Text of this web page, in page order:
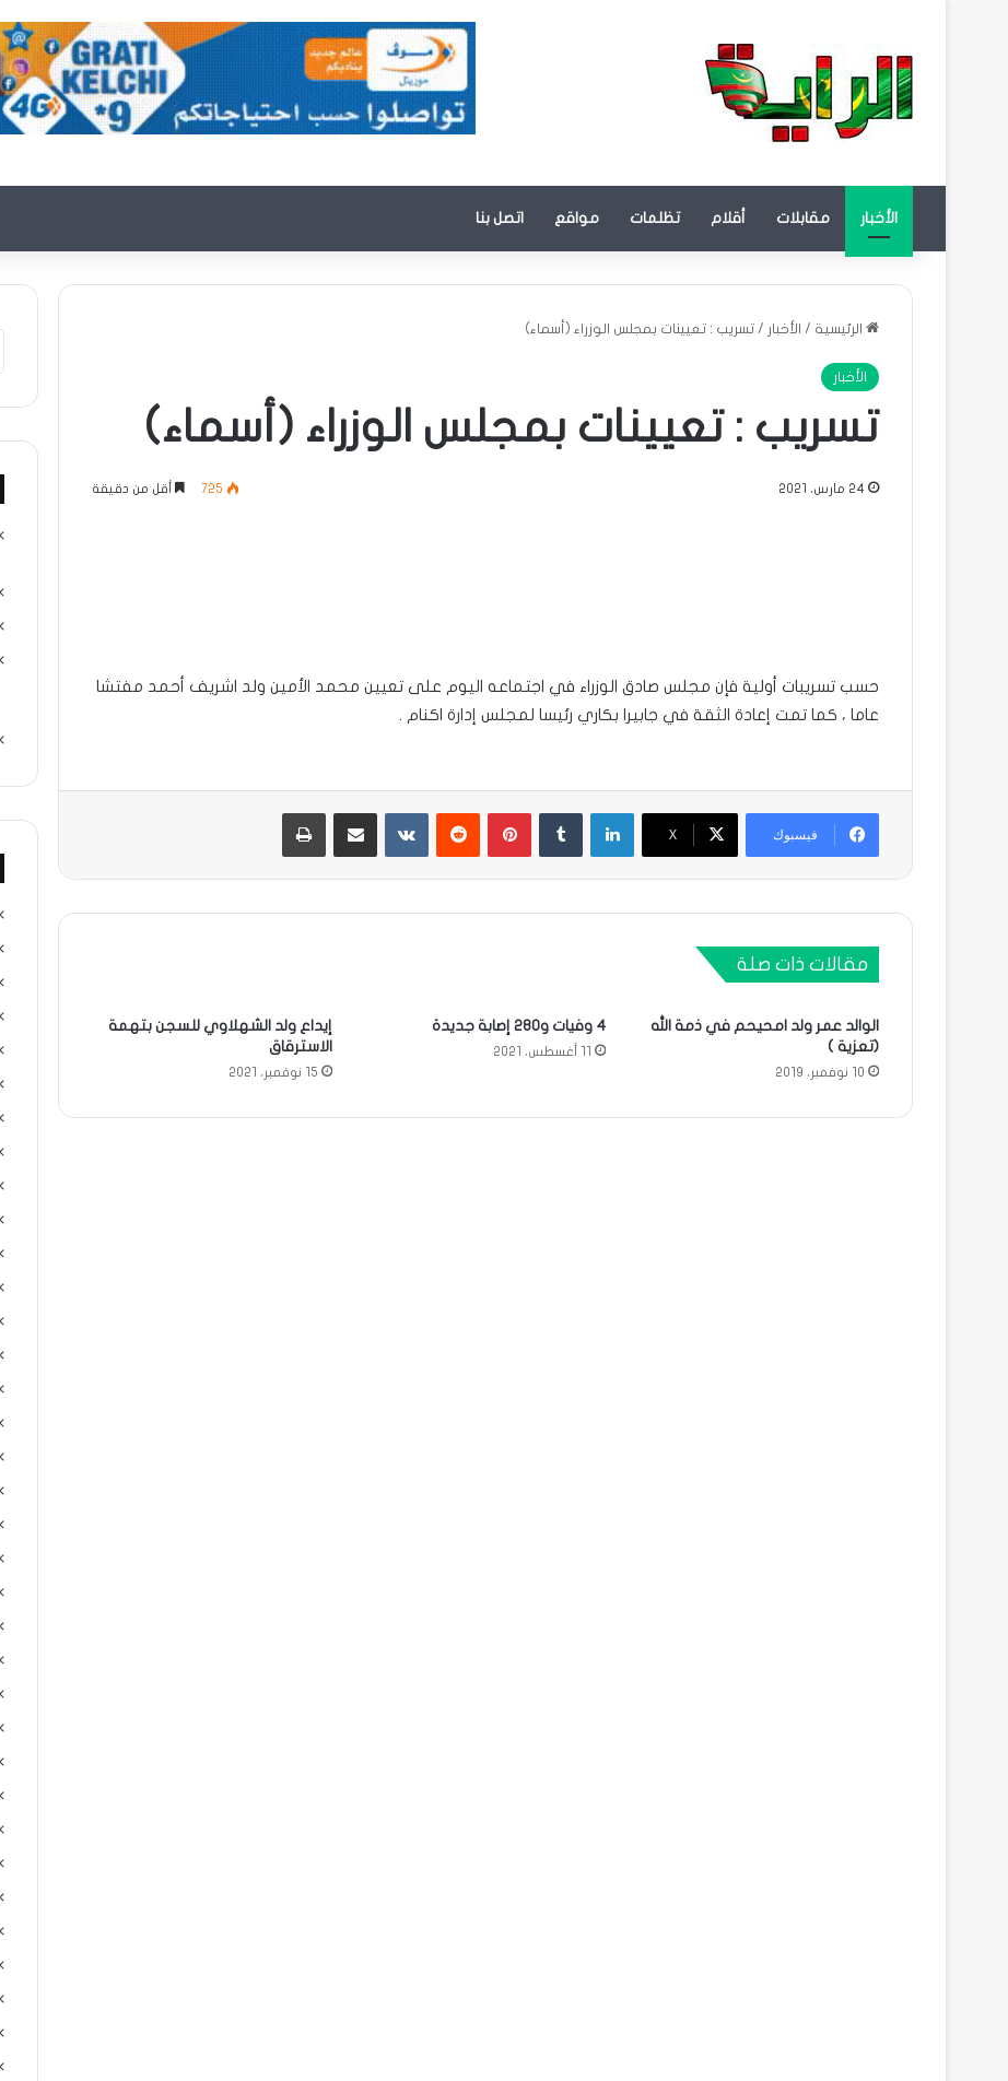
الأخبار مقابلات أقلام تظلمات مواقع اتصل بنا
الرئيسية / الأخبار / تسريب : تعيينات بمجلس الوزراء (أسماء)
الأخبار
تسريب : تعيينات بمجلس الوزراء (أسماء)
24 مارس، 2021 725 أقل من دقيقة
حسب تسريبات أولية فإن مجلس صادق الوزراء في اجتماعه اليوم على تعيين محمد الأمين ولد اشريف أحمد مفتشا
عاما ، كما تمت إعادة الثقة في جابيرا بكاري رئيسا لمجلس إدارة اكنام .
فيسبوك X
لينكدإن بينتيريست مشاركة عبر البريد طباعة
مقالات ذات صلة
الوالد عمر ولد امحيحم في ذمة الله
(تعزية )
10 نوفمبر، 2019
4 وفيات و280 إصابة جديدة
11 أغسطس، 2021
إيداع ولد الشهلاوي للسجن بتهمة
الاسترقاق
15 نوفمبر، 2021